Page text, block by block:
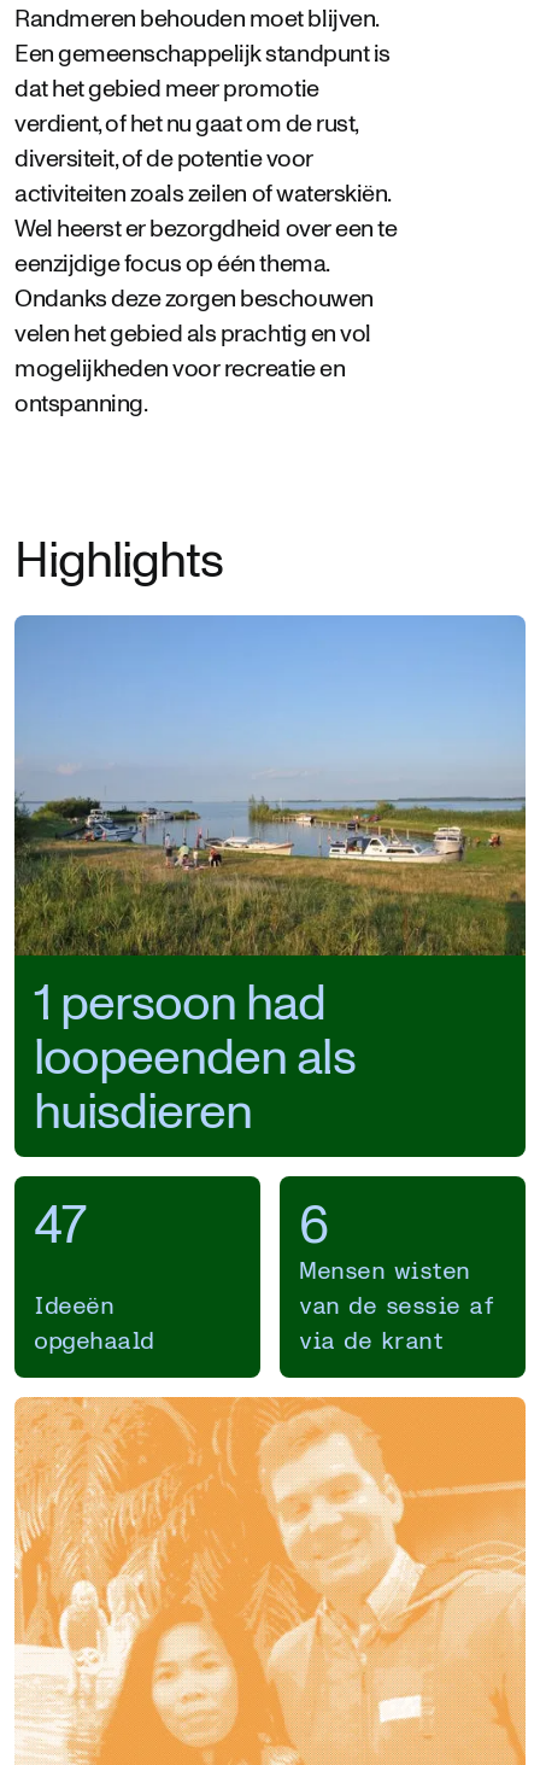
Randmeren behouden moet blijven.
Een gemeenschappelijk standpunt is
dat het gebied meer promotie
verdient, of het nu gaat om de rust,
diversiteit, of de potentie voor
activiteiten zoals zeilen of waterskiën.
Wel heerst er bezorgdheid over een te
eenzijdige focus op één thema.
Ondanks deze zorgen beschouwen
velen het gebied als prachtig en vol
mogelijkheden voor recreatie en
ontspanning.
Highlights
1 persoon had
loopeenden als
huisdieren
47
Ideeën
opgehaald
6
Mensen wisten
van de sessie af
via de krant